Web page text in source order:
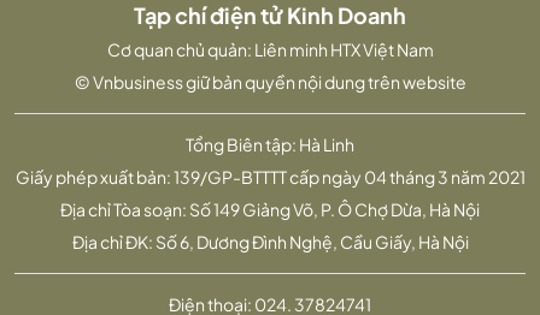
Tổng Biên tập: Hà Linh
Giấy phép xuất bản: 139/GP-BTTTT cấp ngày 04 tháng 3 năm 2021
Địa chỉ Tòa soạn: Số 149 Giảng Võ, P. Ô Chợ Dừa, Hà Nội
Địa chỉ ĐK: Số 6, Dương Đình Nghệ, Cầu Giấy, Hà Nội
Tạp chí điện tử Kinh Doanh
Cơ quan chủ quản: Liên minh HTX Việt Nam
© Vnbusiness giữ bản quyền nội dung trên website
Điện thoại: 024. 37824741